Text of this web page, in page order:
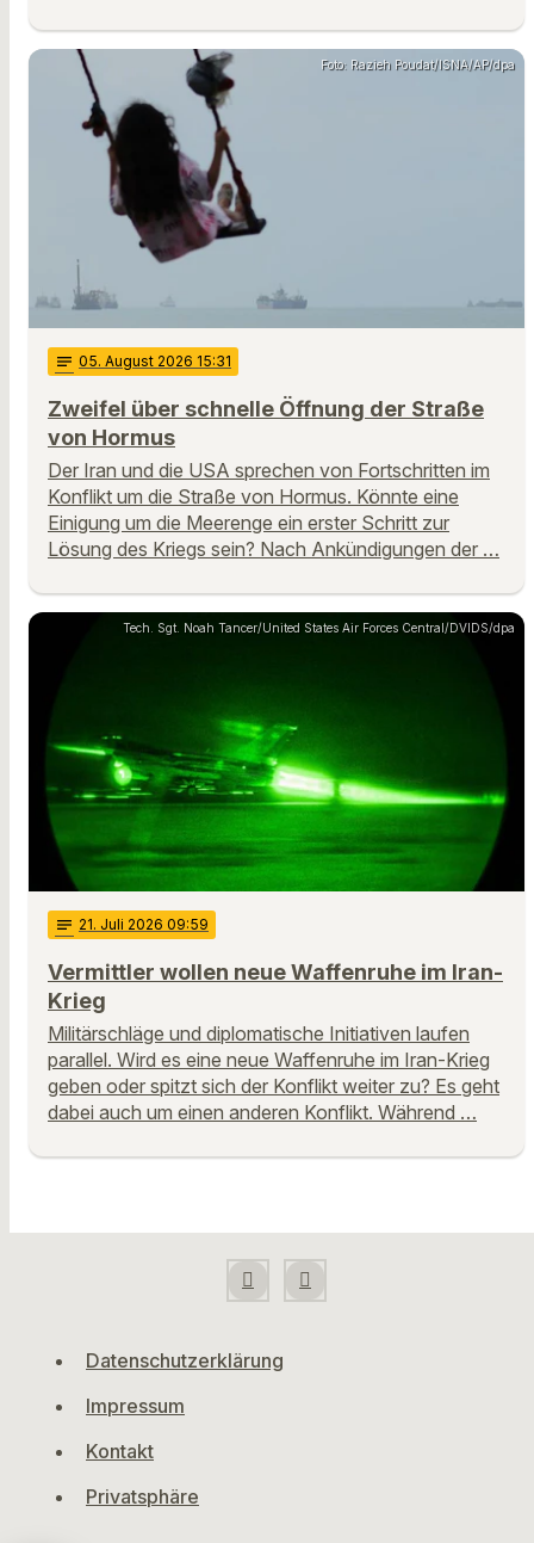
Foto: Razieh Poudat/ISNA/AP/dpa
notes 05. August 2026 15:31
Zweifel über schnelle Öffnung der Straße
von Hormus
Der Iran und die USA sprechen von Fortschritten im
Konflikt um die Straße von Hormus. Könnte eine
Einigung um die Meerenge ein erster Schritt zur
Lösung des Kriegs sein? Nach Ankündigungen der …
Tech. Sgt. Noah Tancer/United States Air Forces Central/DVIDS/dpa
notes 21. Juli 2026 09:59
Vermittler wollen neue Waffenruhe im Iran-
Krieg
Militärschläge und diplomatische Initiativen laufen
parallel. Wird es eine neue Waffenruhe im Iran-Krieg
geben oder spitzt sich der Konflikt weiter zu? Es geht
dabei auch um einen anderen Konflikt. Während …
Datenschutzerklärung
Impressum
Kontakt
Privatsphäre